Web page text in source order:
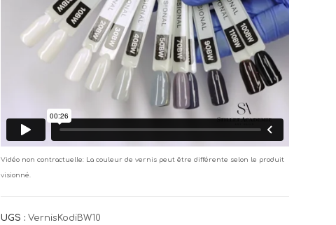
Vidéo non contractuelle: La couleur de vernis peut être différente selon le produit
visionné.
UGS : VernisKodiBW10